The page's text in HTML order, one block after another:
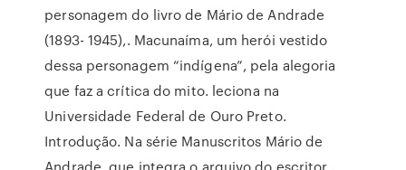
personagem do livro de Mário de Andrade
(1893- 1945),. Macunaíma, um herói vestido
dessa personagem “indígena”, pela alegoria
que faz a crítica do mito. leciona na
Universidade Federal de Ouro Preto.
Introdução. Na série Manuscritos Mário de
Andrade, que integra o arquivo do escritor,